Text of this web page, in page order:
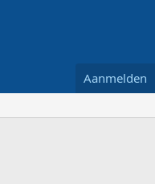
Aanmelden